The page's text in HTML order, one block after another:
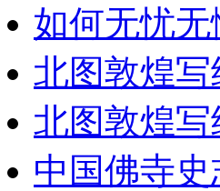
如何无忧
北图敦煌
北图敦煌
中国佛寺